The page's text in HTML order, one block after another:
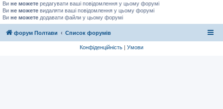
Ви не можете редагувати ваші повідомлення у цьому форумі
Ви не можете видаляти ваші повідомлення у цьому форумі
Ви не можете додавати файли у цьому форумі
форум Полтави Список форумів
Конфіденційність | Умови